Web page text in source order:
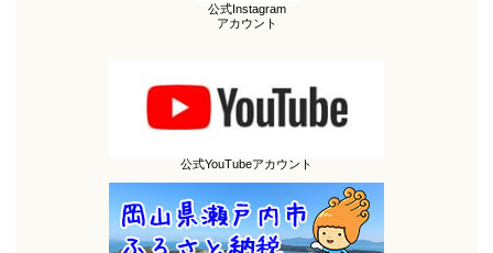
公式Instagram
アカウント
公式YouTubeアカウント